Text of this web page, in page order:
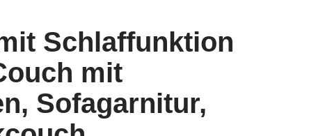
Schlaffunktion
mit
Sofagarnitur,